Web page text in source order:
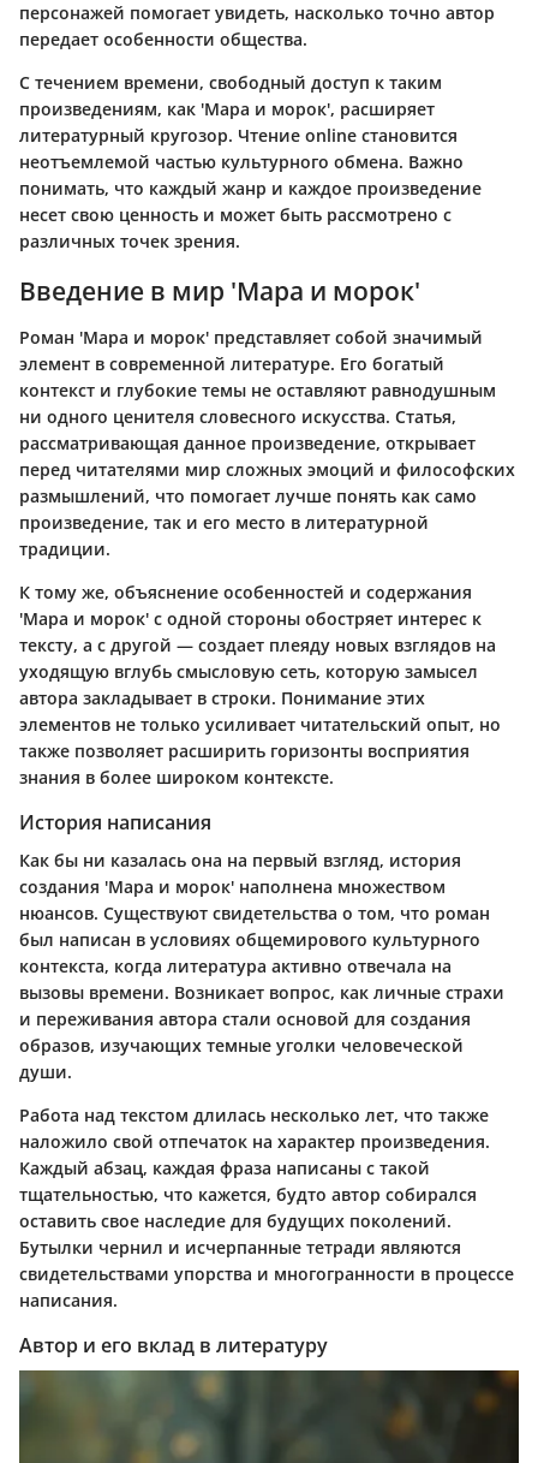
персонажей помогает увидеть, насколько точно автор
передает особенности общества.
С течением времени, свободный доступ к таким
произведениям, как 'Мара и морок', расширяет
литературный кругозор. Чтение online становится
неотъемлемой частью культурного обмена. Важно
понимать, что каждый жанр и каждое произведение
несет свою ценность и может быть рассмотрено с
различных точек зрения.
Введение в мир 'Мара и морок'
Роман 'Мара и морок' представляет собой значимый
элемент в современной литературе. Его богатый
контекст и глубокие темы не оставляют равнодушным
ни одного ценителя словесного искусства. Статья,
рассматривающая данное произведение, открывает
перед читателями мир сложных эмоций и философских
размышлений, что помогает лучше понять как само
произведение, так и его место в литературной
традиции.
К тому же, объяснение особенностей и содержания
'Мара и морок' с одной стороны обостряет интерес к
тексту, а с другой — создает плеяду новых взглядов на
уходящую вглубь смысловую сеть, которую замысел
автора закладывает в строки. Понимание этих
элементов не только усиливает читательский опыт, но
также позволяет расширить горизонты восприятия
знания в более широком контексте.
История написания
Как бы ни казалась она на первый взгляд, история
создания 'Мара и морок' наполнена множеством
нюансов. Существуют свидетельства о том, что роман
был написан в условиях общемирового культурного
контекста, когда литература активно отвечала на
вызовы времени. Возникает вопрос, как личные страхи
и переживания автора стали основой для создания
образов, изучающих темные уголки человеческой
души.
Работа над текстом длилась несколько лет, что также
наложило свой отпечаток на характер произведения.
Каждый абзац, каждая фраза написаны с такой
тщательностью, что кажется, будто автор собирался
оставить свое наследие для будущих поколений.
Бутылки чернил и исчерпанные тетради являются
свидетельствами упорства и многогранности в процессе
написания.
Автор и его вклад в литературу